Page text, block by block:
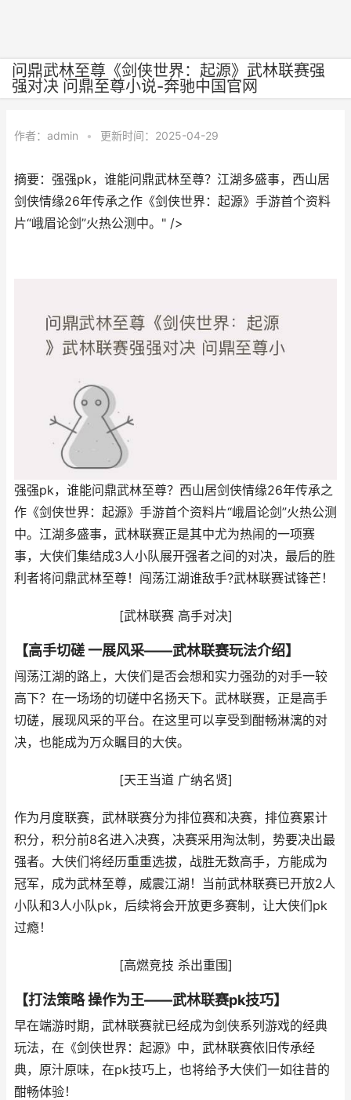
问鼎武林至尊《剑侠世界：起源》武林联赛强
强对决 问鼎至尊小说-奔驰中国官网
作者： admin • 更新时间：2025-04-29
摘要：强强pk，谁能问鼎武林至尊？江湖多盛事，西山居
剑侠情缘26年传承之作《剑侠世界：起源》手游首个资料
片“峨眉论剑”火热公测中。" />
强强pk，谁能问鼎武林至尊？西山居剑侠情缘26年传承之
作《剑侠世界：起源》手游首个资料片“峨眉论剑”火热公测
中。江湖多盛事，武林联赛正是其中尤为热闹的一项赛
事，大侠们集结成3人小队展开强者之间的对决，最后的胜
利者将问鼎武林至尊！闯荡江湖谁敌手?武林联赛试锋芒！
[武林联赛 高手对决]
【高手切磋 一展风采——武林联赛玩法介绍】
闯荡江湖的路上，大侠们是否会想和实力强劲的对手一较
高下？在一场场的切磋中名扬天下。武林联赛，正是高手
切磋，展现风采的平台。在这里可以享受到酣畅淋漓的对
决，也能成为万众瞩目的大侠。
[天王当道 广纳名贤]
作为月度联赛，武林联赛分为排位赛和决赛，排位赛累计
积分，积分前8名进入决赛，决赛采用淘汰制，势要决出最
强者。大侠们将经历重重选拔，战胜无数高手，方能成为
冠军，成为武林至尊，威震江湖！当前武林联赛已开放2人
小队和3人小队pk，后续将会开放更多赛制，让大侠们pk
过瘾！
[高燃竞技 杀出重围]
【打法策略 操作为王——武林联赛pk技巧】
早在端游时期，武林联赛就已经成为剑侠系列游戏的经典
玩法，在《剑侠世界：起源》中，武林联赛依旧传承经
典，原汁原味，在pk技巧上，也将给予大侠们一如往昔的
酣畅体验！